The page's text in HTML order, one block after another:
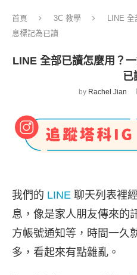
首頁 3C 教學
LINE
息標記為已讀
LINE 全部已讀怎麼用？
已
by Rachel Jian
我們的 LINE 聊天列表裡
息，像是家人朋友傳來的
方帳號通知等，時間一久
多，看起來有點雜亂。